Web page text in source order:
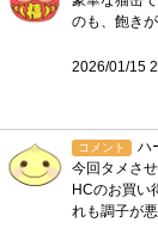
のも、飽き
2026/01/15
コメント
ハ
今回タメさ
HCのお買い
れも調子が